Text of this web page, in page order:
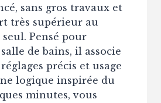
sans gros travaux et
très supérieur au
Pensé pour
de bains, il associe
précis et usage
logique inspirée du
minutes, vous